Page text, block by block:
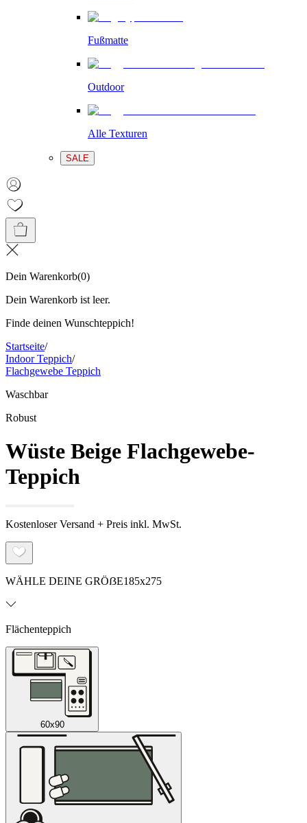
Fußmatte
Outdoor
Alle Texturen
SALE
Dein Warenkorb(0)
Dein Warenkorb ist leer.
Finde deinen Wunschteppich!
Startseite/
Indoor Teppich/
Flachgewebe Teppich
Waschbar
Robust
Wüste Beige Flachgewebe-
Teppich
Kostenloser Versand + Preis inkl. MwSt.
WÄHLE DEINE GRÖẞE185x275
Flächenteppich
60x90